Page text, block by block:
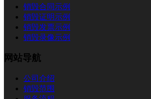
销毁合同示例
销毁证明示例
销毁发票示例
销毁录像示例
网站导航
公司介绍
销毁范围